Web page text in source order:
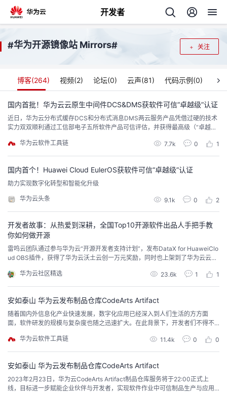
开发者
返
回
个
人
主
页
我
的
开
发
者
我
博
客
的
论
坛
我
的
圈
子
我
的
直
我
的
我
我
的
开
发
者
堂
我
的
课
我
的
我
我
Programs
的
我
的
技
术
我
的
云
关注
#华为开源镜像站 Mirrors#
博客(264) 视频(2) 论坛(0) 云声(81) 代码示例(0)
国内首批！华为云云原生中间件DCS&DMS获软件可信“卓越级”认证
近日，华为云分布式缓存DCS和分布式消息DMS两云服务产品凭借过硬的技术
实力双双顺利通过工信部电子五所软件产品可信评估，并获得最高级（“卓越
华为云软件工具链
7.7k 0 1
国内首个！Huawei Cloud EulerOS获软件可信“卓越级”认证
助力实现数字化转型和智能化升级
华为云头条 9.1k 0 2
开发者故事：从热爱到深耕，全国Top10开源软件出品人手把手教
你如何做开源
雷鸣云团队通过参与华为云“开源开发者支持计划”，发布DataX for HuaweiClo
ud OBS插件，获得了华为云沃土云创一万元奖励，同时也上架到了华为云云商
华为云社区精选
23.6k 1 1
安如泰山 华为云发布制品仓库CodeArts Artifact
随着国内外信息化产业快速发展，数字化应用已经深入到人们生活的方方面
面，软件研发的规模与复杂度也随之迅速扩大。在此背景下，开发者们不得不
这一过程中，开发的繁琐性以及海量制品存储与版本管理，都为研发团队带来
了巨大挑战和沉重成本，也影响了创新的速度。即使在华为，同样的困扰也并
华为云软件工具链 11.4k 0 0
安如泰山 华为云发布制品仓库CodeArts Artifact
2023年2月23日，华为云CodeArts Artifact制品仓库服务将于22:00正式上
线，目标进一步赋能企业伙伴与开发者，实现软件作业中可信制品生产与应用